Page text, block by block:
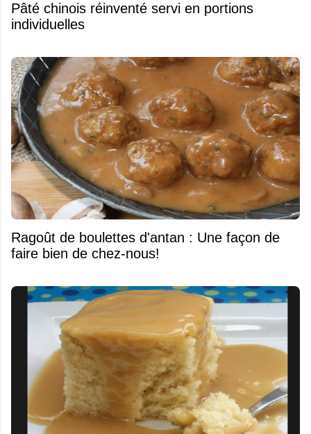
Pâté chinois réinventé servi en portions
individuelles
Ragoût de boulettes d'antan : Une façon de
faire bien de chez-nous!